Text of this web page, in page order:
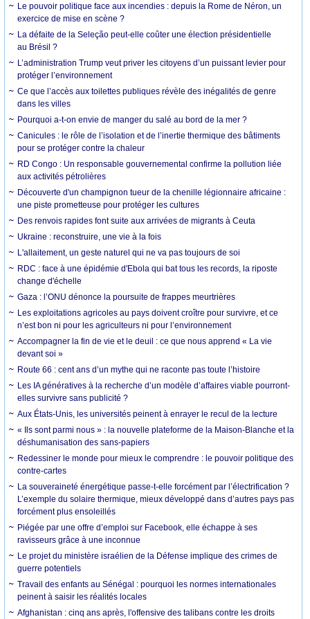
Le pouvoir politique face aux incendies : depuis la Rome de Néron, un
exercice de mise en scène ?
La défaite de la Seleção peut-elle coûter une élection présidentielle
au Brésil ?
L’administration Trump veut priver les citoyens d’un puissant levier pour
protéger l’environnement
Ce que l’accès aux toilettes publiques révèle des inégalités de genre
dans les villes
Pourquoi a-t-on envie de manger du salé au bord de la mer ?
Canicules : le rôle de l’isolation et de l’inertie thermique des bâtiments
pour se protéger contre la chaleur
RD Congo : Un responsable gouvernemental confirme la pollution liée
aux activités pétrolières
Découverte d'un champignon tueur de la chenille légionnaire africaine :
une piste prometteuse pour protéger les cultures
Des renvois rapides font suite aux arrivées de migrants à Ceuta
Ukraine : reconstruire, une vie à la fois
L'allaitement, un geste naturel qui ne va pas toujours de soi
RDC : face à une épidémie d'Ebola qui bat tous les records, la riposte
change d'échelle
Gaza : l’ONU dénonce la poursuite de frappes meurtrières
Les exploitations agricoles au pays doivent croître pour survivre, et ce
n’est bon ni pour les agriculteurs ni pour l’environnement
Accompagner la fin de vie et le deuil : ce que nous apprend « La vie
devant soi »
Route 66 : cent ans d’un mythe qui ne raconte pas toute l’histoire
Les IA génératives à la recherche d’un modèle d’affaires viable pourront-
elles survivre sans publicité ?
Aux États-Unis, les universités peinent à enrayer le recul de la lecture
« Ils sont parmi nous » : la nouvelle plateforme de la Maison-Blanche et la
déshumanisation des sans-papiers
Redessiner le monde pour mieux le comprendre : le pouvoir politique des
contre-cartes
La souveraineté énergétique passe-t-elle forcément par l’électrification ?
L’exemple du solaire thermique, mieux développé dans d’autres pays pas
forcément plus ensoleillés
Piégée par une offre d’emploi sur Facebook, elle échappe à ses
ravisseurs grâce à une inconnue
Le projet du ministère israélien de la Défense implique des crimes de
guerre potentiels
Travail des enfants au Sénégal : pourquoi les normes internationales
peinent à saisir les réalités locales
Afghanistan : cinq ans après, l'offensive des talibans contre les droits